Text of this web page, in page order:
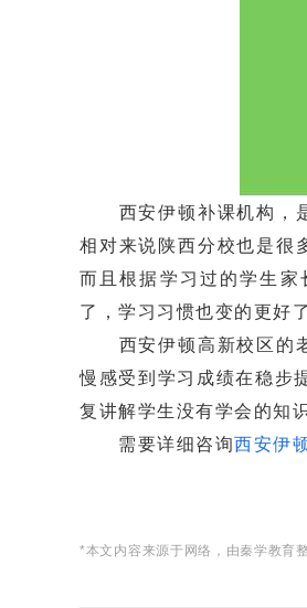
西安伊顿补课机构，是
相对来说陕西分校也是很
而且根据学习过的学生
了，学习习惯也变的更好了
西安伊顿高新校区的老
慢感受到学习成绩在稳步
复讲解学生没有学会的知
需要详细咨询西安伊
*本文内容来源于网络，由秦学教育